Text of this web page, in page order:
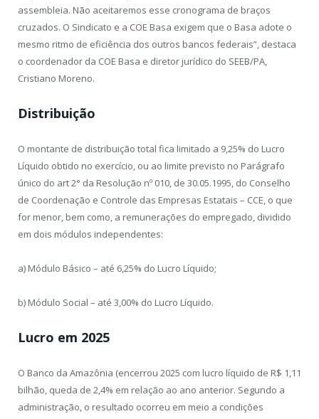
assembleia. Não aceitaremos esse cronograma de braços
cruzados. O Sindicato e a COE Basa exigem que o Basa adote o
mesmo ritmo de eficiência dos outros bancos federais”, destaca
o coordenador da COE Basa e diretor jurídico do SEEB/PA,
Cristiano Moreno.
Distribuição
O montante de distribuição total fica limitado a 9,25% do Lucro
Líquido obtido no exercício, ou ao limite previsto no Parágrafo
único do art 2° da Resolução nº 010, de 30.05.1995, do Conselho
de Coordenação e Controle das Empresas Estatais – ССЕ, о que
for menor, bem como, a remunerações do empregado, dividido
em dois módulos independentes:
a) Módulo Básico – até 6,25% do Lucro Líquido;
b) Módulo Social – até 3,00% do Lucro Líquido.
Lucro em 2025
O Banco da Amazônia (encerrou 2025 com lucro líquido de R$ 1,11
bilhão, queda de 2,4% em relação ao ano anterior. Segundo a
administração, o resultado ocorreu em meio a condições